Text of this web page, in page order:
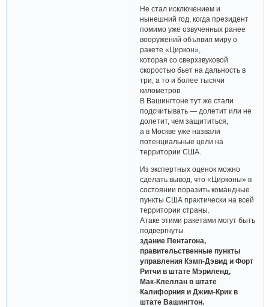
Не стал исключением и
нынешний год, когда президент
помимо уже озвученных ранее
вооружений объявил миру о
ракете «Циркон»,
которая со сверхзвуковой
скоростью бьет на дальность в
три, а то и более тысячи
километров.
В Вашингтоне тут же стали
подсчитывать — долетит или не
долетит, чем защититься,
а в Москве уже назвали
потенциальные цели на
территории США.
Из экспертных оценок можно
сделать вывод, что «Цирконы» в
состоянии поразить командные
пункты США практически на всей
территории страны.
Атаке этими ракетами могут быть
подвергнуты
здание Пентагона,
правительственные пункты
управления Кэмп-Дэвид и Форт
Ритчи в штате Мэриленд,
Мак-Клеллан в штате
Калифорния и Джим-Крик в
штате Вашингтон.